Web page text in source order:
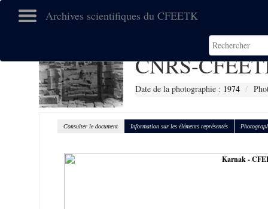
Archives scientifiques du CFEETK
CNRS-
Date de la photographie : 1974
Consulter le document Information sur les éléments représentés